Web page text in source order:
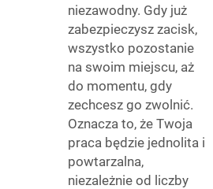
niezawodny. Gdy już
zabezpieczysz zacisk,
wszystko pozostanie
na swoim miejscu, aż
do momentu, gdy
zechcesz go zwolnić.
Oznacza to, że Twoja
praca będzie jednolita i
powtarzalna,
niezależnie od liczby